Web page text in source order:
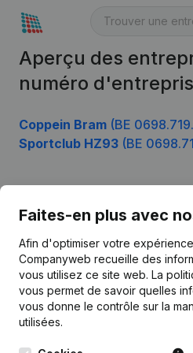
Aperçu des
numéro
Coppein Bram (BE
Sportclub HZ93 (BE
Faites-en plus avec
Afin d'optimiser votre
Companyweb recueille des
vous utilisez ce site web. La
vous permet de savoir quelles
vous donne le contrôle sur la
utilisées.
Français
Kantorenpark Everest
248D,